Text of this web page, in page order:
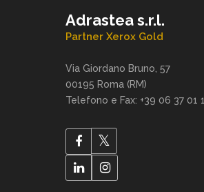
Adrastea s.r.l.
Partner Xerox Gold
Via Giordano Bruno, 57
00195 Roma (RM)
Telefono e Fax: +39 06 37 01